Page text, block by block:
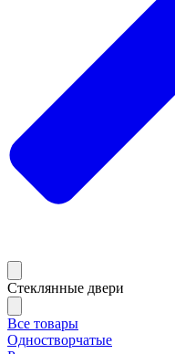
Стеклянные двери
Все товары
Одностворчатые